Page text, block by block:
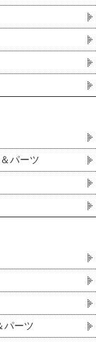
パーツ
パーツ